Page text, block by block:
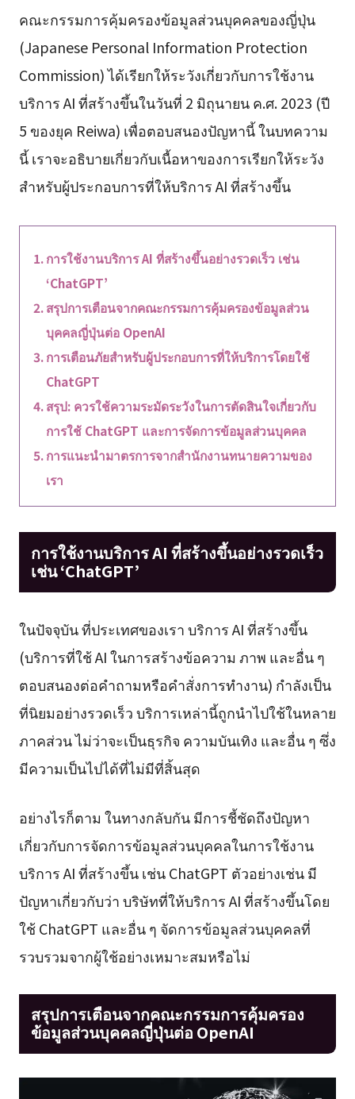
คณะกรรมการคุ้มครองข้อมูลส่วนบุคคลของญี่ปุ่น
(Japanese Personal Information Protection
Commission) ได้เรียกให้ระวังเกี่ยวกับการใช้งาน
บริการ AI ที่สร้างขึ้นในวันที่ 2 มิถุนายน ค.ศ. 2023 (ปี
5 ของยุค Reiwa) เพื่อตอบสนองปัญหานี้ ในบทความ
นี้ เราจะอธิบายเกี่ยวกับเนื้อหาของการเรียกให้ระวัง
สำหรับผู้ประกอบการที่ให้บริการ AI ที่สร้างขึ้น
การใช้งานบริการ AI ที่สร้างขึ้นอย่างรวดเร็ว เช่น
‘ChatGPT’
สรุปการเตือนจากคณะกรรมการคุ้มครองข้อมูลส่วน
บุคคลญี่ปุ่นต่อ OpenAI
การเตือนภัยสำหรับผู้ประกอบการที่ให้บริการโดยใช้
ChatGPT
สรุป: ควรใช้ความระมัดระวังในการตัดสินใจเกี่ยวกับ
การใช้ ChatGPT และการจัดการข้อมูลส่วนบุคคล
การแนะนำมาตรการจากสำนักงานทนายความของ
เรา
การใช้งานบริการ AI ที่สร้างขึ้นอย่างรวดเร็ว
เช่น ‘ChatGPT’
ในปัจจุบัน ที่ประเทศของเรา บริการ AI ที่สร้างขึ้น
(บริการที่ใช้ AI ในการสร้างข้อความ ภาพ และอื่น ๆ
ตอบสนองต่อคำถามหรือคำสั่งการทำงาน) กำลังเป็น
ที่นิยมอย่างรวดเร็ว บริการเหล่านี้ถูกนำไปใช้ในหลาย
ภาคส่วน ไม่ว่าจะเป็นธุรกิจ ความบันเทิง และอื่น ๆ ซึ่ง
มีความเป็นไปได้ที่ไม่มีที่สิ้นสุด
อย่างไรก็ตาม ในทางกลับกัน มีการชี้ชัดถึงปัญหา
เกี่ยวกับการจัดการข้อมูลส่วนบุคคลในการใช้งาน
บริการ AI ที่สร้างขึ้น เช่น ChatGPT ตัวอย่างเช่น มี
ปัญหาเกี่ยวกับว่า บริษัทที่ให้บริการ AI ที่สร้างขึ้นโดย
ใช้ ChatGPT และอื่น ๆ จัดการข้อมูลส่วนบุคคลที่
รวบรวมจากผู้ใช้อย่างเหมาะสมหรือไม่
สรุปการเตือนจากคณะกรรมการคุ้มครอง
ข้อมูลส่วนบุคคลญี่ปุ่นต่อ OpenAI